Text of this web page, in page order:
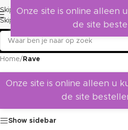
Skip to navigation
Skip to main content
Home/ Rave
Onze site is online alleen u
de site
Show sidebar
Onze site is online alleen
de site